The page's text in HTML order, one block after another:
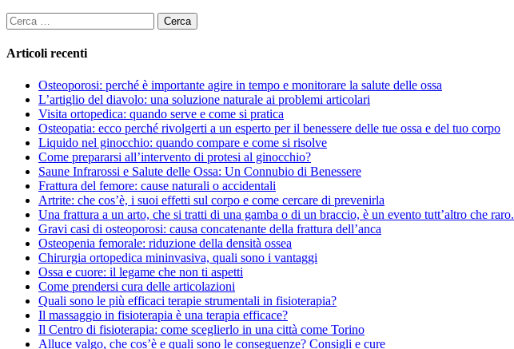
Ricerca
per:
Articoli recenti
Osteoporosi: perché è importante agire in tempo e monitorare la salute delle ossa
L’artiglio del diavolo: una soluzione naturale ai problemi articolari
Visita ortopedica: quando serve e come si pratica
Osteopatia: ecco perché rivolgerti a un esperto per il benessere delle tue ossa e del tuo corpo
Liquido nel ginocchio: quando compare e come si risolve
Come prepararsi all’intervento di protesi al ginocchio?
Saune Infrarossi e Salute delle Ossa: Un Connubio di Benessere
Frattura del femore: cause naturali o accidentali
Artrite: che cos’è, i suoi effetti sul corpo e come cercare di prevenirla
Una frattura a un arto, che si tratti di una gamba o di un braccio, è un evento tutt’altro che raro.
Gravi casi di osteoporosi: causa concatenante della frattura dell’anca
Osteopenia femorale: riduzione della densità ossea
Chirurgia ortopedica mininvasiva, quali sono i vantaggi
Ossa e cuore: il legame che non ti aspetti
Come prendersi cura delle articolazioni
Quali sono le più efficaci terapie strumentali in fisioterapia?
Il massaggio in fisioterapia è una terapia efficace?
Il Centro di fisioterapia: come sceglierlo in una città come Torino
Alluce valgo, che cos’è e quali sono le conseguenze? Consigli e cure